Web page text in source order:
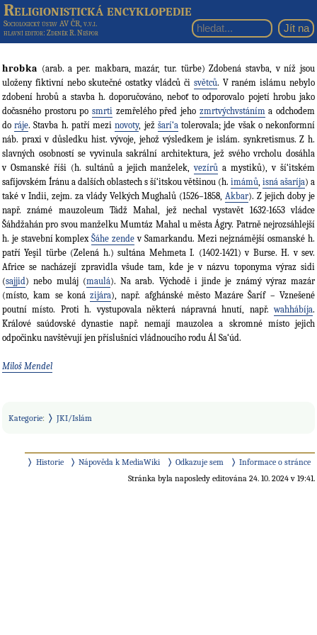
Religionistická encyklopedie
Sociologický ústav AV ČR, v.v.i.
hlavní editor: Zdeněk R. Nešpor
hrobka (arab. a per. makbara, mazár, tur. türbe) Zdobená stavba, v níž jsou
uloženy fiktivní nebo skutečné ostatky vládců či světců. V raném islámu nebylo
zdobení hrobů a stavba h. doporučováno, neboť to odporovalo pojetí hrobu jako
dočasného prostoru po smrti zemřelého před jeho zmrtvýchvstáníma odchodem
doráje. Stavba h. patří mezinovoty, jež šarí‘atolerovala; jde však o nekonformní
náb. praxi v důsledku hist. vývoje, jehož výsledkem je islám. synkretismus. Z h.
slavných osobností se vyvinula sakrální architektura, jež svého vrcholu dosáhla
v Osmanské říši (h. sultánů a jejich manželek,vezírů a mystiků), v ší‘itském
safíjovském Íránu a dalších oblastech s ší‘itskou většinou (h. imámů, isná ašaríja) a
také v Indii, zejm. za vlády Velkých Mughalů (1526–1858,Akbar). Z jejich doby je
např. známé mauzoleum Tádž Mahal, jež nechal vystavět 1632-1653 vládce
Šáhdžahán pro svou manželku Mumtáz Mahal u města Ágry. Patrně nejrozsáhlejší
h. je stavební komplexŠáhe zende v Samarkandu. Mezi nejznámější osmanské h.
patří Yeşil türbe (Zelená h.) sultána Mehmeta I. (1402-1421) v Burse. H. v sev.
Africe se nacházejí zpravidla všude tam, kde je v názvu toponyma výraz sidi
(sajjid) nebo muláj (maulá). Na arab. Východě i jinde je známý výraz mazár
(místo, kam se konázijára), např. afghánské město Mazáre Šaríf – Vznešené
poutní místo. Proti h. vystupovala některá nápravná hnutí, např.wahhábíja.
Králové saúdovské dynastie např. nemají mauzolea a skromné místo jejich
odpočinku navštěvují jen příslušníci vládnoucího rodu Ál Sa‘úd.
Miloš Mendel
Kategorie: JKI/Islám
Historie Nápověda k MediaWiki Odkazuje sem
Informace o stránce
Stránka byla naposledy editována 24. 10. 2024 v 19:41.